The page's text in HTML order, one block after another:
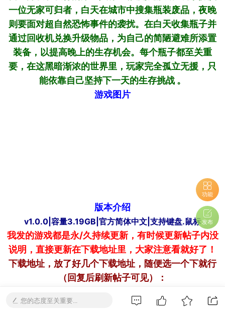
一位无家可归者，白天在城市中搜集瓶装废品，夜晚
则要面对超自然恐怖事件的袭扰。在白天收集瓶子并
通过回收机兑换升级物品，为自己的简陋避难所添置
装备，以提高晚上的生存机会。每个瓶子都至关重
要，在这黑暗渐浓的世界里，玩家完全孤立无援，只
能依靠自己坚持下一天的生存挑战 。
游戏图片
版本介绍
v1.0.0|容量3.19GB|官方简体中文|支持键盘.鼠标
我发的游戏都是永/久持续更新，有时候更新帖子内没
说明，直接更新在下载地址里，大家注意看就好了！
下载地址，放了好几个下载地址，随便选一个下就行
（回复后刷新帖子可见）：
游客，查看本帖隐藏内容需要 回复
您的态度至关重要...
功能
发布